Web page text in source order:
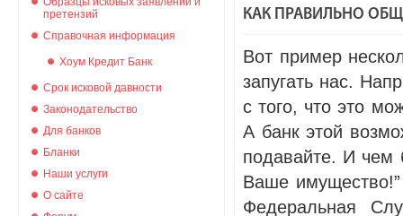
претензий
Справочная информация
Хоум Кредит Банк
Срок исковой давности
Законодательство
Для банков
Бланки
Наши услуги
О сайте
КАК ПРАВИЛЬНО
Вот пример
запугать нас.
с того, что это
А банк этой
подавайте. И чем
Ваше
Федеральная